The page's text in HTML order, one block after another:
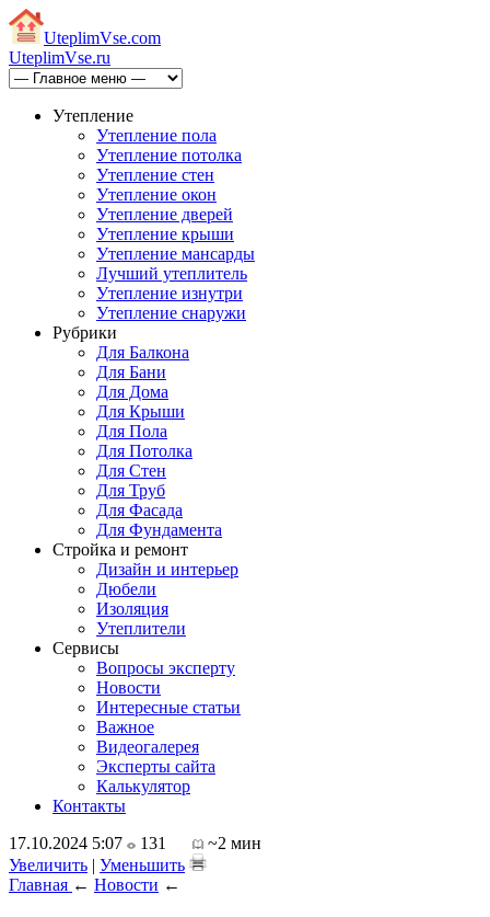
UteplimVse.com
UteplimVse.ru
Утепление
Утепление пола
Утепление потолка
Утепление стен
Утепление окон
Утепление дверей
Утепление крыши
Утепление мансарды
Лучший утеплитель
Утепление изнутри
Утепление снаружи
Рубрики
Для Балкона
Для Бани
Для Дома
Для Крыши
Для Пола
Для Потолка
Для Стен
Для Труб
Для Фасада
Для Фундамента
Стройка и ремонт
Дизайн и интерьер
Дюбели
Изоляция
Утеплители
Сервисы
Вопросы эксперту
Новости
Интересные статьи
Важное
Видеогалерея
Эксперты сайта
Калькулятор
Контакты
17.10.2024 5:07
131
~2 мин
Увеличить | Уменьшить
Главная ← Новости ←